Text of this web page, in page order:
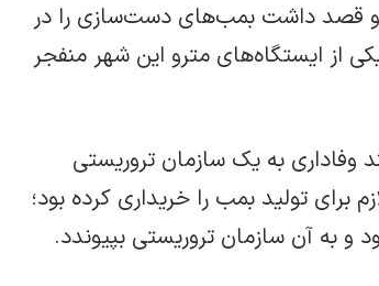
او قصد داشت بمب‌های دست‌سازی را در
ایستگاه‌های مترو این شهر منفجر
به یک سازمان تروریستی
برای تولید بمب را خریداری کرده بود؛‌
و به آن سازمان تروریستی بپیوندد.